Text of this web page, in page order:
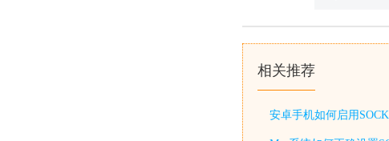
相关推荐
安卓手机如何启用